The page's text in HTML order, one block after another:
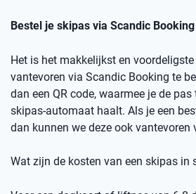
Bestel je skipas via Scandic Booking
Het is het makkelijkst en
vantevoren via Scandic Booking te
dan een QR code, waarmee je de pas
skipas-automaat haalt. Als je een
dan kunnen we deze ook vantevoren
Wat zijn de kosten van een skipas in